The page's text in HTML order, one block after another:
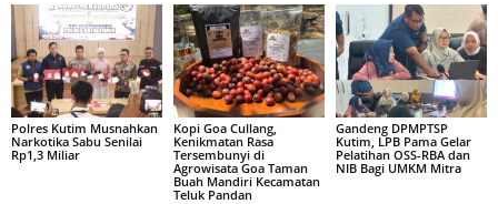
Polres Kutim Musnahkan
Narkotika Sabu Senilai
Rp1,3 Miliar
Kopi Goa Cullang,
Kenikmatan Rasa
Tersembunyi di
Agrowisata Goa Taman
Buah Mandiri Kecamatan
Teluk Pandan
Gandeng DPMPTSP
Kutim, LPB Pama Gelar
Pelatihan OSS-RBA dan
NIB Bagi UMKM Mitra